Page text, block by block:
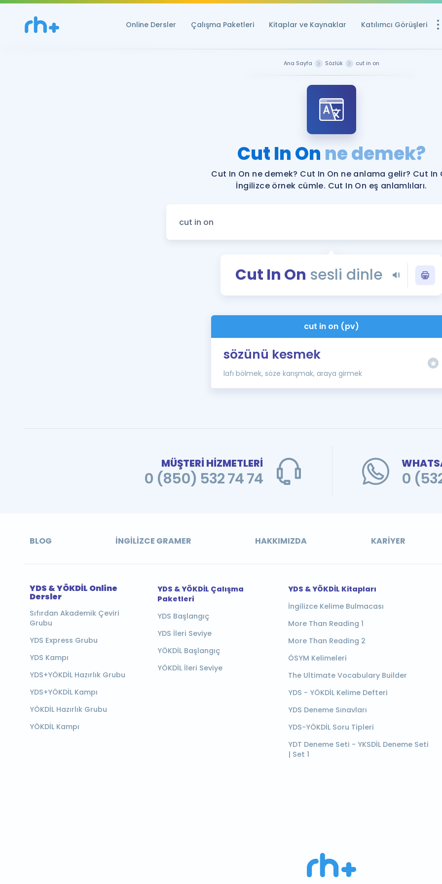
Online Dersler Çalışma Paketleri Kitaplar ve Kaynaklar Katılımcı Görüşleri
YDS ve YÖKDİL
YDS ve YÖKDİL'e
Tüm ÖSYM
YDS - YÖKDİL
İngilizce Gramer
Ana Sayfa Sözlük cut in on
Cut In On ne demek?
Cut In On ne demek? Cut In On ne anlama gelir? Cut In
İngilizce örnek cümle. Cut In On eş anlamlıları.
Cut In On sesli dinle
cut in on (pv)
sözünü kesmek
lafı bölmek, söze karışmak, araya girmek
MÜŞTERİ HİZMETLERİ
0 (850) 532 74 74 0
BLOG İNGILIZCE GRAMER HAKKIMIZDA KARIYER
YDS & YÖKDİL Online
Dersler
Sıfırdan Akademik Çeviri
Grubu
YDS Express Grubu
YDS Kampı
YDS+YÖKDİL Hazırlık Grubu
YDS+YÖKDİL Kampı
YÖKDİL Hazırlık Grubu
YÖKDİL Kampı
YDS & YÖKDİL Çalışma
Paketleri
YDS Başlangıç
YDS İleri Seviye
YÖKDİL Başlangıç
YÖKDİL İleri Seviye
YDS & YÖKDİL Kitapları
İngilizce Kelime Bulmacası
More Than Reading 1
More Than Reading 2
ÖSYM Kelimeleri
The Ultimate Vocabulary Builder
YDS - YÖKDİL Kelime Defteri
YDS Deneme Sınavları
YDS-YÖKDİL Soru Tipleri
YDT Deneme Seti - YKSDİL Deneme Seti
| Set 1